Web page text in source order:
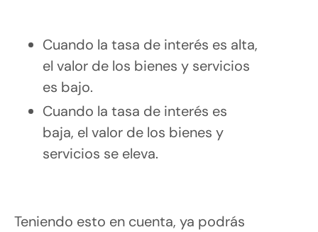
Cuando la tasa de interés es alta,
el valor de los bienes y servicios
es bajo.
Cuando la tasa de interés es
baja, el valor de los bienes y
servicios se eleva.
Teniendo esto en cuenta, ya podrás